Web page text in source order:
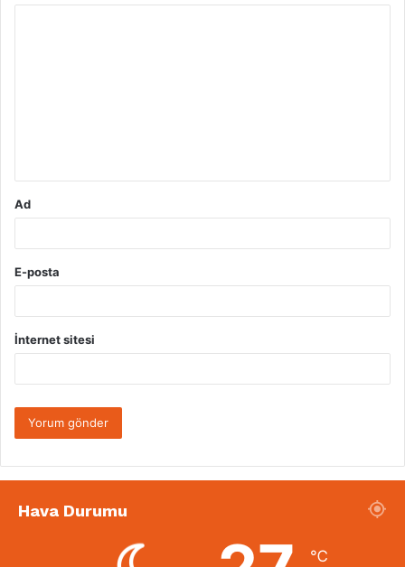
Ad
E-posta
İnternet sitesi
Hava Durumu
℃